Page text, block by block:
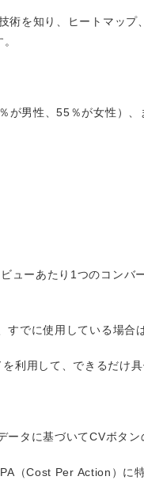
を知り、ヒートマップ
が男性、55％が女性）
ューあたり1つのコンバ
でに使用している場合
利用して、できるだけ具
タに基づいてCVボタン
（Cost Per Action）に